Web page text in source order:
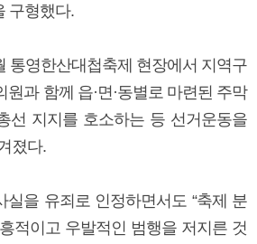
구형했다.
통영한산대첩축제 현장에서 지역구
과 함께 읍·면·동별로 마련된 주막
선 지지를 호소하는 등 선거운동을
졌다.
실을 유죄로 인정하면서도 “축제 분
적이고 우발적인 범행을 저지른 것